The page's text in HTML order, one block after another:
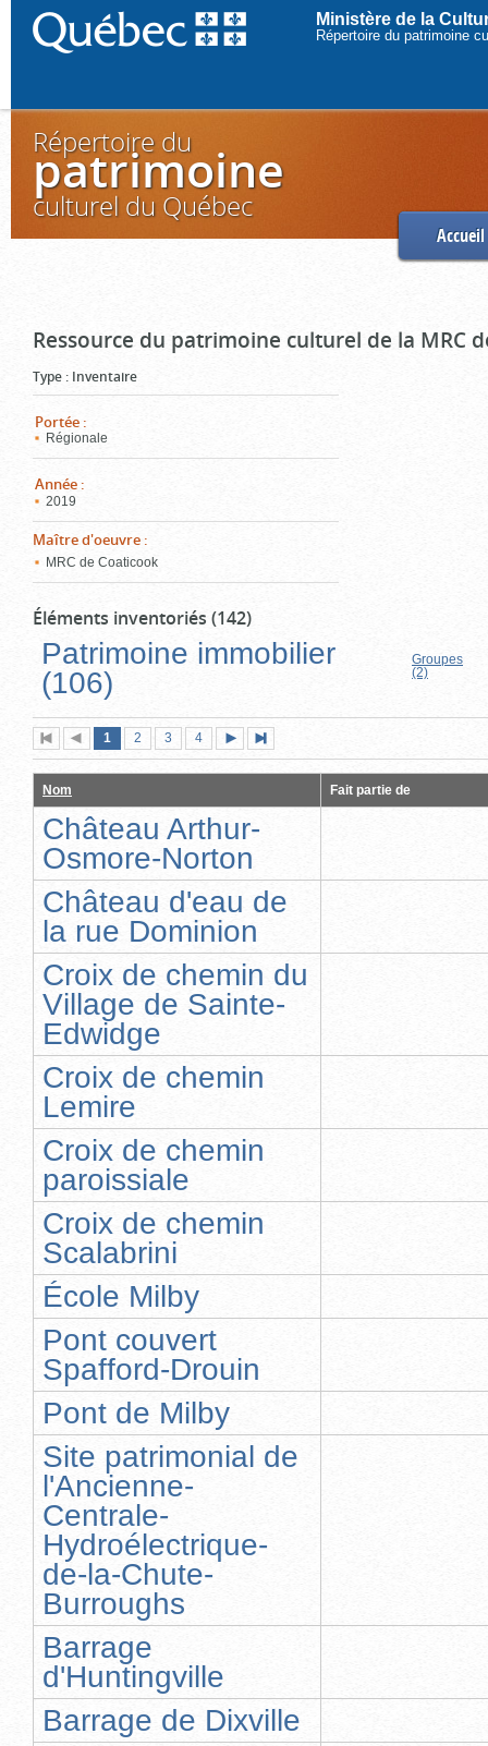
Ministère de la
Répertoire du patrimoine
Répertoire du
patrimoine
culturel du Québec
Accueil
Ressource du patrimoine culturel de la MRC
Type : Inventaire
Portée :
Régionale
Année :
2019
Maître d'oeuvre :
MRC de Coaticook
Éléments inventoriés (142)
Patrimoine immobilier
(106)
Groupes
(2)
Première
page
Page
précédente
Page
1 (page
actuelle)
Page
2 Page
3 Page
4
suivante
page
Nom Fait partie de
Château Arthur-
Osmore-Norton
Château d'eau de
la rue Dominion
Croix de chemin du
Village de Sainte-
Edwidge
Croix de chemin
Lemire
Croix de chemin
paroissiale
Croix de chemin
Scalabrini
École Milby
Pont couvert
Spafford-Drouin
Pont de Milby
Site patrimonial de
l'Ancienne-
Centrale-
Hydroélectrique-
de-la-Chute-
Burroughs
Barrage
d'Huntingville
Barrage de Dixville